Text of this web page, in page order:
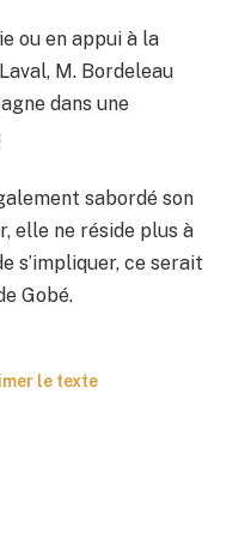
ou en appui à la
M. Bordeleau
dans une
sabordé son
elle ne réside plus à
s’impliquer, ce serait
Gobé.
le texte